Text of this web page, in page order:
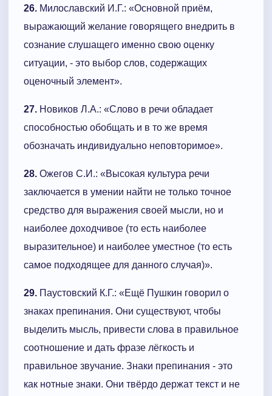
26. Милославский И.Г.: «Основной приём,
выражающий желание говорящего внедрить в
сознание слушащего именно свою оценку
ситуации, - это выбор слов, содержащих
оценочный элемент».
27. Новиков Л.А.: «Слово в речи обладает
способностью обобщать и в то же время
обозначать индивидуально неповторимое».
28. Ожегов С.И.: «Высокая культура речи
заключается в умении найти не только точное
средство для выражения своей мысли, но и
наиболее доходчивое (то есть наиболее
выразительное) и наиболее уместное (то есть
самое подходящее для данного случая)».
29. Паустовский К.Г.: «Ещё Пушкин говорил о
знаках препинания. Они существуют, чтобы
выделить мысль, привести слова в правильное
соотношение и дать фразе лёгкость и
правильное звучание. Знаки препинания - это
как нотные знаки. Они твёрдо держат текст и не